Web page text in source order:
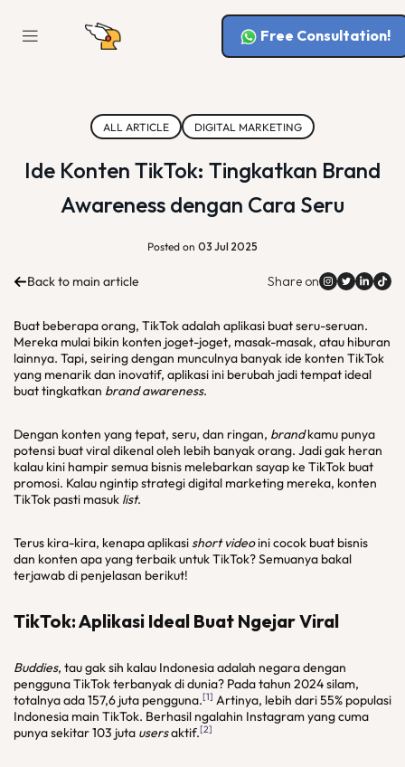
Free Consultation!
ALL ARTICLE DIGITAL MARKETING
Ide Konten TikTok: Tingkatkan Brand
Awareness dengan Cara Seru
Posted on 03 Jul 2025
Back to main article Share on
Buat beberapa orang, TikTok adalah aplikasi buat seru-seruan.
Mereka mulai bikin konten joget-joget, masak-masak, atau hiburan
lainnya. Tapi, seiring dengan munculnya banyak ide konten TikTok
yang menarik dan inovatif, aplikasi ini berubah jadi tempat ideal
buat tingkatkan brand awareness.
Dengan konten yang tepat, seru, dan ringan, brandkamu punya
potensi buat viral dikenal oleh lebih banyak orang. Jadi gak heran
kalau kini hampir semua bisnis melebarkan sayap ke TikTok buat
promosi. Kalau ngintip strategi digital marketing mereka, konten
TikTok pasti masuk list.
Terus kira-kira, kenapa aplikasi short videoini cocok buat bisnis
dan konten apa yang terbaik untuk TikTok? Semuanya bakal
terjawab di penjelasan berikut!
TikTok: Aplikasi Ideal Buat Ngejar Viral
Buddies, tau gak sih kalau Indonesia adalah negara dengan
pengguna TikTok terbanyak di dunia? Pada tahun 2024 silam,
totalnya ada 157,6 juta pengguna.[1] Artinya, lebih dari 55% populasi
Indonesia main TikTok. Berhasil ngalahin Instagram yang cuma
punya sekitar 103 juta usersaktif.[2]